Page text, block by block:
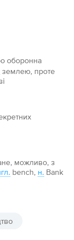
оборонна
землею, проте
можливо, з
bench, н. Bank